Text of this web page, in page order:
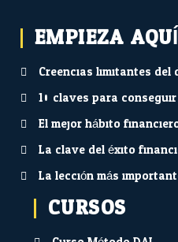
EMPIEZA AQUÍ...
Creencias limitantes del
10 claves para
El mejor hábito
La clave del éxito
La lección más
CURSOS